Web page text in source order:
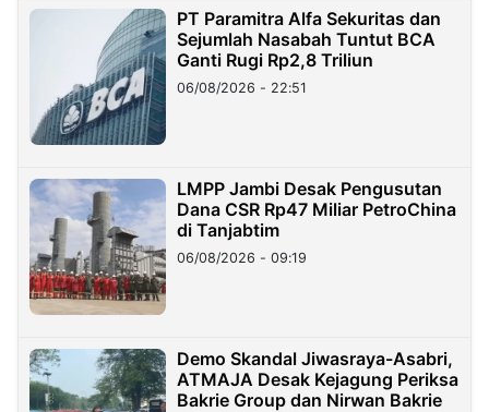
PT Paramitra Alfa Sekuritas dan
Sejumlah Nasabah Tuntut BCA
Ganti Rugi Rp2,8 Triliun
06/08/2026 - 22:51
LMPP Jambi Desak Pengusutan
Dana CSR Rp47 Miliar PetroChina
di Tanjabtim
06/08/2026 - 09:19
Demo Skandal Jiwasraya-Asabri,
ATMAJA Desak Kejagung Periksa
Bakrie Group dan Nirwan Bakrie